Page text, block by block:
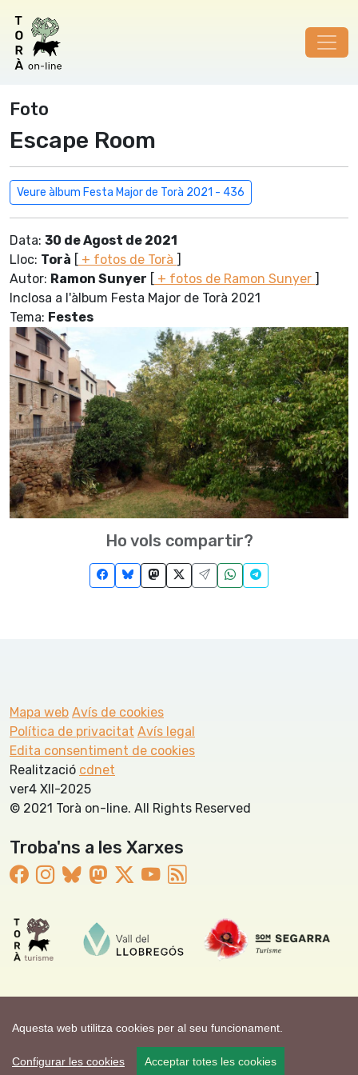
Aquesta web utilitza cookies per al seu funcionament.
Configurar les cookies Acceptar totes les cookies
Foto
Escape Room
Veure àlbum Festa Major de Torà 2021 - 436
Data: 30 de Agost de 2021
Lloc: Torà [ + fotos de Torà ]
Autor: Ramon Sunyer [ + fotos de Ramon Sunyer ]
Inclosa a l'àlbum Festa Major de Torà 2021
Tema: Festes
Ho vols compartir?
Mapa web Avís de cookies
Política de privacitat Avís legal
Edita consentiment de cookies
Realització cdnet
ver4 XII-2025
© 2021 Torà on-line. All Rights Reserved
Troba'ns a les Xarxes